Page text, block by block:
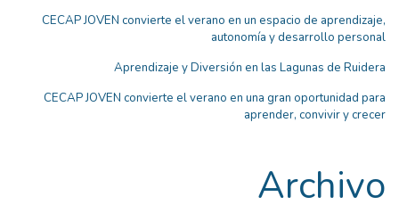
CECAP JOVEN convierte el verano en un espacio de aprendizaje,
autonomía y desarrollo personal
Aprendizaje y Diversión en las Lagunas de Ruidera
CECAP JOVEN convierte el verano en una gran oportunidad para
aprender, convivir y crecer
Archivo